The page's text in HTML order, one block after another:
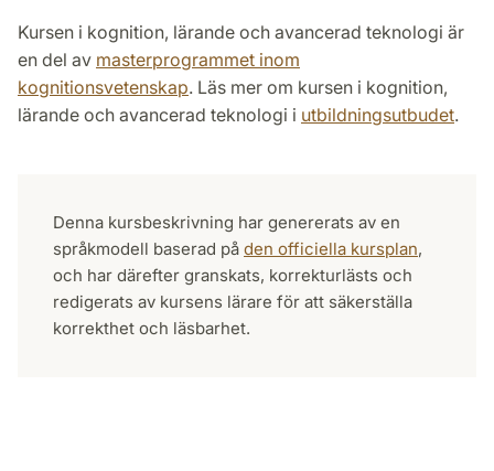
Kursen i kognition, lärande och avancerad teknologi är
en del av masterprogrammet inom
kognitionsvetenskap. Läs mer om kursen i kognition,
lärande och avancerad teknologi i utbildningsutbudet.
Denna kursbeskrivning har genererats av en
språkmodell baserad på den officiella kursplan,
och har därefter granskats, korrekturlästs och
redigerats av kursens lärare för att säkerställa
korrekthet och läsbarhet.